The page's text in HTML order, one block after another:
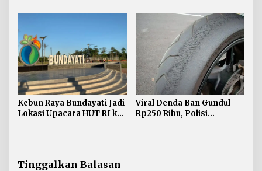
Persen segera
Didominasi Kasus Sabu
Kebun Raya Bundayati Jadi
Lokasi Upacara HUT RI ke-
Viral Denda Ban Gundul
Rp250 Ribu, Polisi
Tinggalkan Balasan